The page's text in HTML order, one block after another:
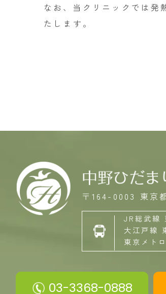
なお、当クリニックでは発
たします。
〒164-0003 東京
JR総武線
大江戸線
東京メト
03-3368-0888